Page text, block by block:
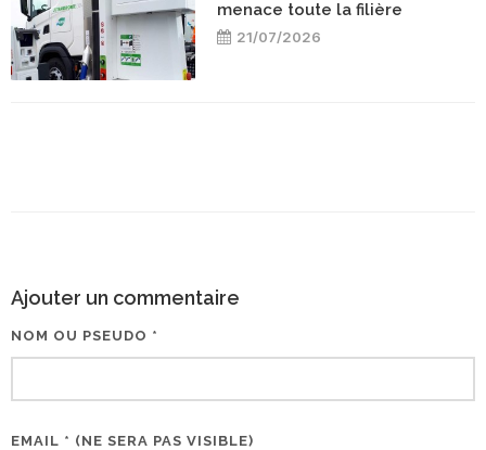
menace toute la filière
21/07/2026
Ajouter un commentaire
NOM OU PSEUDO *
EMAIL * (NE SERA PAS VISIBLE)